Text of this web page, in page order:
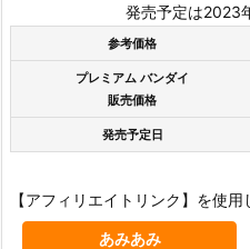
発売予定は2023
参考価格
プレミアム バンダイ
販売価格
発売予定日
【アフィリエイトリンク】を使用
あみあみ